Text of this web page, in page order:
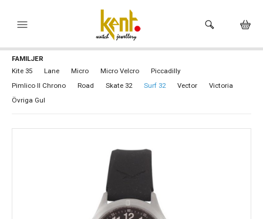
HEM
KLOCKOR
FAMILJER
Kite 35
Lane Micro Micro Velcro
Piccadilly
Pimlico II Chrono
Road Skate 32 Surf 32 Vector
Victoria
Övriga Gul